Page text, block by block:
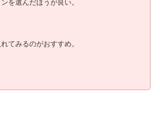
を選んだほうが良い。
てみるのがおすすめ。